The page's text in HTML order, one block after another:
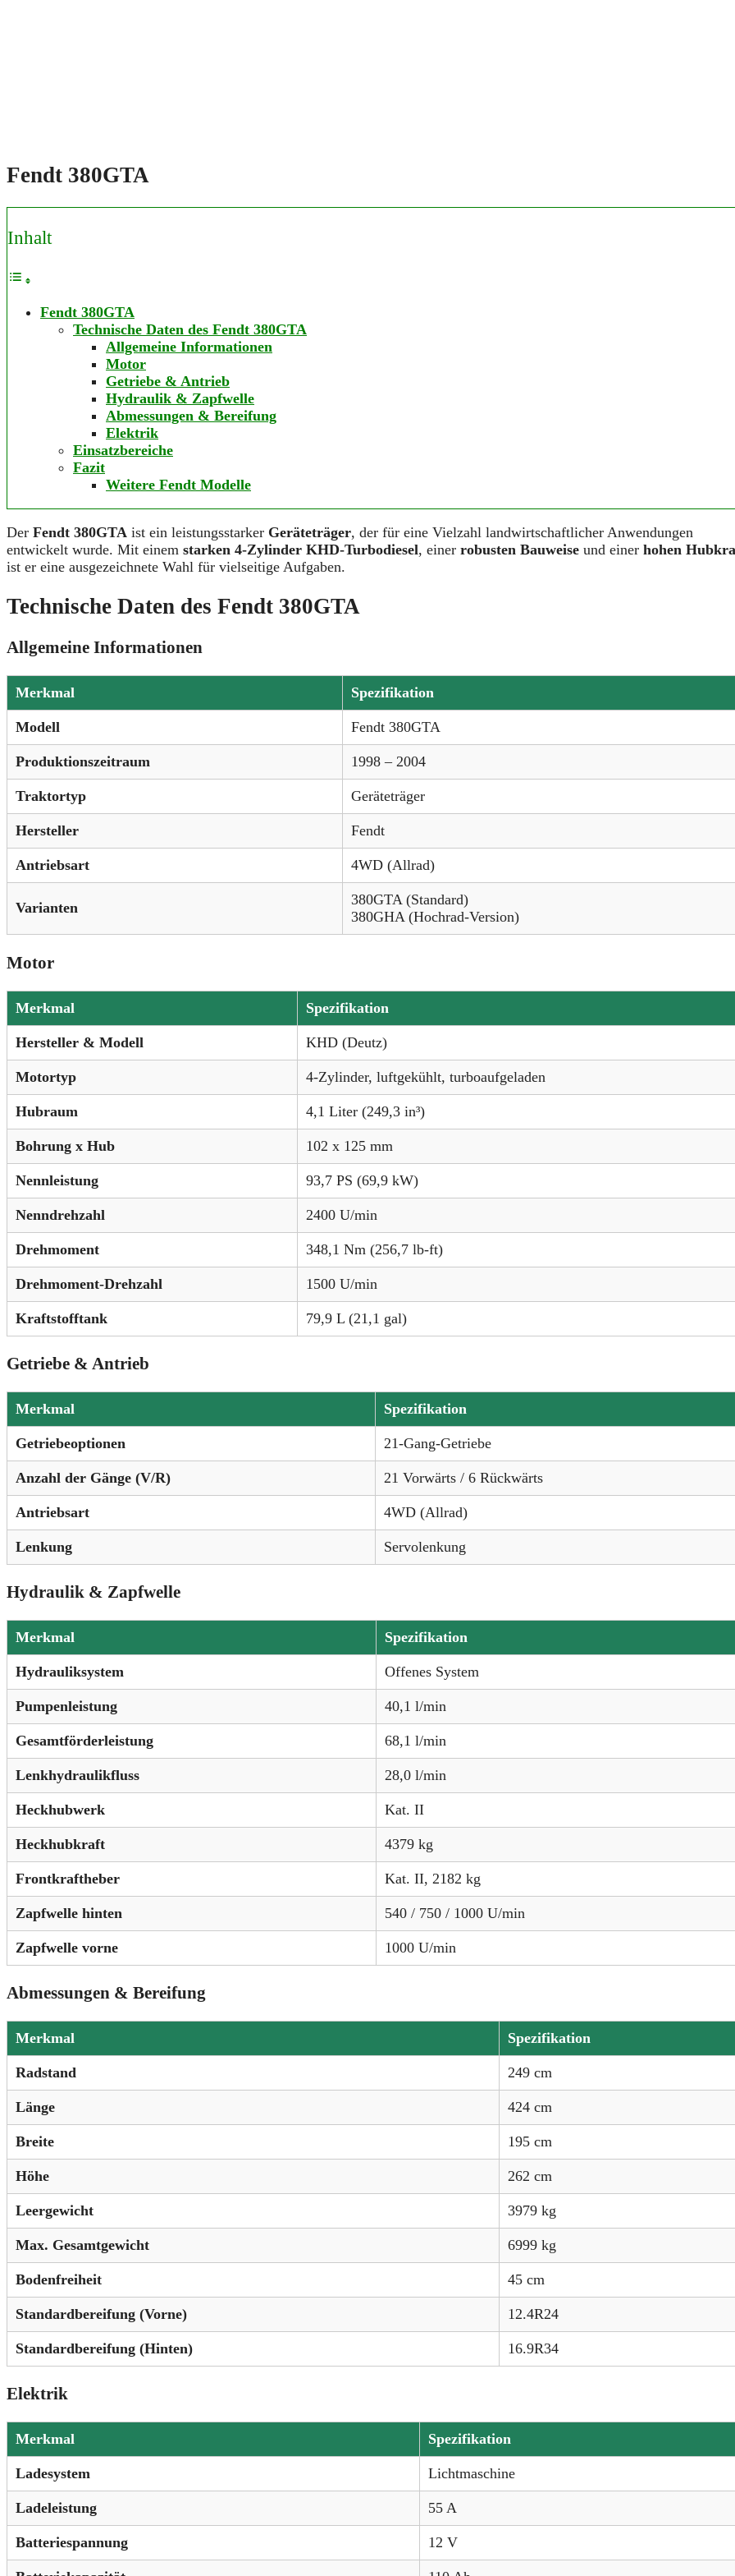
Fendt 380GTA
Inhalt
Fendt 380GTA
Technische Daten des Fendt 380GTA
Allgemeine Informationen
Motor
Getriebe & Antrieb
Hydraulik & Zapfwelle
Abmessungen & Bereifung
Elektrik
Einsatzbereiche
Fazit
Weitere Fendt Modelle
Der Fendt 380GTA ist ein leistungsstarker Geräteträger, der für eine Vielzahl landwirtschaftlicher Anwendungen
entwickelt wurde. Mit einem starken 4-Zylinder KHD-Turbodiesel, einer robusten Bauweise und einer hohen
ist er eine ausgezeichnete Wahl für vielseitige Aufgaben.
Technische Daten des Fendt 380GTA
Allgemeine Informationen
Merkmal Spezifikation
Modell Fendt 380GTA
Produktionszeitraum 1998 – 2004
Traktortyp Geräteträger
Hersteller Fendt
Antriebsart 4WD (Allrad)
Varianten
380GTA (Standard)
380GHA (Hochrad-Version)
Motor
Merkmal Spezifikation
Hersteller & Modell KHD (Deutz)
Motortyp 4-Zylinder, luftgekühlt, turboaufgeladen
Hubraum 4,1 Liter (249,3 in³)
Bohrung x Hub 102 x 125 mm
Nennleistung 93,7 PS (69,9 kW)
Nenndrehzahl 2400 U/min
Drehmoment 348,1 Nm (256,7 lb-ft)
Drehmoment-Drehzahl 1500 U/min
Kraftstofftank 79,9 L (21,1 gal)
Getriebe & Antrieb
Merkmal Spezifikation
Getriebeoptionen 21-Gang-Getriebe
Anzahl der Gänge (V/R) 21 Vorwärts / 6 Rückwärts
Antriebsart 4WD (Allrad)
Lenkung Servolenkung
Hydraulik & Zapfwelle
Merkmal Spezifikation
Hydrauliksystem Offenes System
Pumpenleistung 40,1 l/min
Gesamtförderleistung 68,1 l/min
Lenkhydraulikfluss 28,0 l/min
Heckhubwerk Kat. II
Heckhubkraft 4379 kg
Frontkraftheber Kat. II, 2182 kg
Zapfwelle hinten 540 / 750 / 1000 U/min
Zapfwelle vorne 1000 U/min
Abmessungen & Bereifung
Merkmal Spezifikation
Radstand 249 cm
Länge 424 cm
Breite 195 cm
Höhe 262 cm
Leergewicht 3979 kg
Max. Gesamtgewicht 6999 kg
Bodenfreiheit 45 cm
Standardbereifung (Vorne) 12.4R24
Standardbereifung (Hinten) 16.9R34
Elektrik
Merkmal Spezifikation
Ladesystem Lichtmaschine
Ladeleistung 55 A
Batteriespannung 12 V